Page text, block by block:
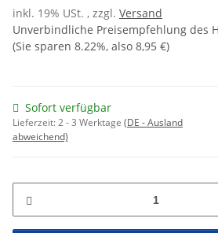
inkl. 19% USt. , zzgl. Versand
Unverbindliche Preisempfehlung des
(Sie sparen 8.22%, also 8,95 €)
Sofort verfügbar
Lieferzeit:2 - 3 Werktage (DE - Ausland
abweichend)